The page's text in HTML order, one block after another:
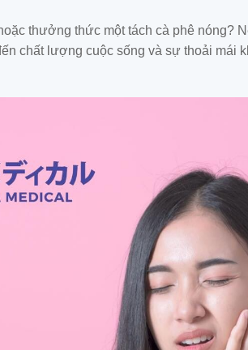
thưởng thức một tách cà phê nóng?
chất lượng cuộc sống và sự thoải mái